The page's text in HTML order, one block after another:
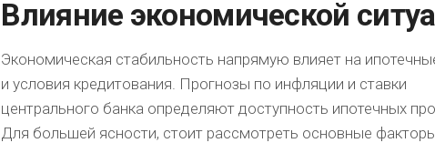
Влияние экономической
Экономическая стабильность напрямую влияет на
и условия кредитования. Прогнозы по инфляции и ставки
центрального банка определяют доступность ипотечных
Для большей ясности, стоит рассмотреть основные